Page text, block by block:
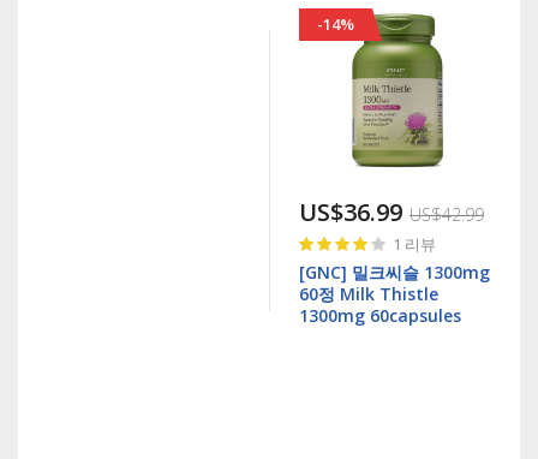
-14%
US$36.99 US$42.99
Rating:
80%
1 리뷰
[GNC] 밀크씨슬 1300mg
60정 Milk Thistle
1300mg 60capsules